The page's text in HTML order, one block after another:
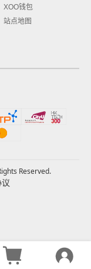
XOO钱包
站点地图
Reserved.
议